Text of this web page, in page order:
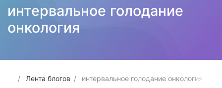
интервальное голодание
онкология
Лента блогов интервальное голодание онкология